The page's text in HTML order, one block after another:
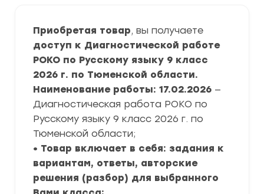
Приобретая товар, вы получаете
доступ к Диагностической работе
РОКО по Русскому языку 9 класс
2026 г. по Тюменской области.
Наименование работы: 17.02.2026 —
Диагностическая работа РОКО по
Русскому языку 9 класс 2026 г. по
Тюменской области;
• Товар включает в себя: задания к
вариантам, ответы, авторские
решения (разбор) для выбранного